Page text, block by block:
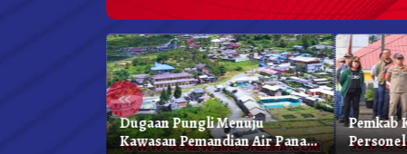
«
Dugaan Pungli Menuju
Kawasan Pemandian Air Panas
Pemkab